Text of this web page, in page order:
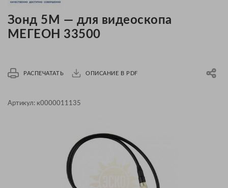
Зонд 5М — для видеоскопа
МЕГЕОН 33500
РАСПЕЧАТАТЬ ОПИСАНИЕ В PDF
Артикул: к0000011135